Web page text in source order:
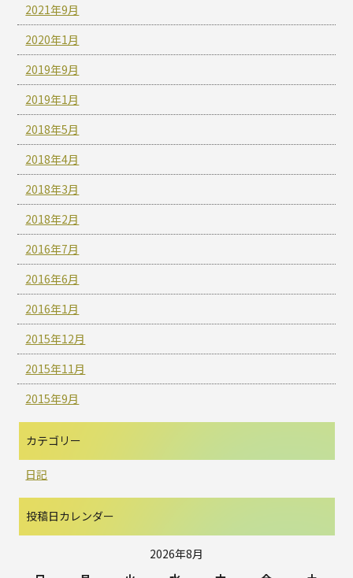
2021年9月
2020年1月
2019年9月
2019年1月
2018年5月
2018年4月
2018年3月
2018年2月
2016年7月
2016年6月
2016年1月
2015年12月
2015年11月
2015年9月
カテゴリー
日記
投稿日カレンダー
2026年8月